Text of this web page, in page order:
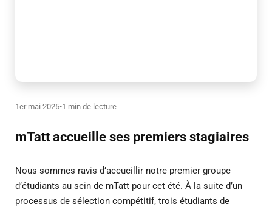
1er mai 2025•1 min de lecture
mTatt accueille ses premiers stagiaires
Nous sommes ravis d’accueillir notre premier groupe
d’étudiants au sein de mTatt pour cet été. À la suite d’un
processus de sélection compétitif, trois étudiants de